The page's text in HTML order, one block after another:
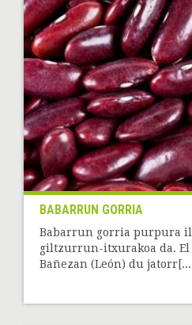
BABARRUN GORRIA
Babarrun gorria purpura
giltzurrun-itxurakoa da. El
Bañezan (León) du